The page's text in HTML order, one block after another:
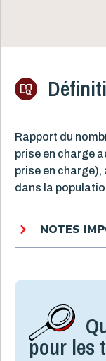
Rapport du
prise en charge
prise en charge),
dans la
NOTES
pour les